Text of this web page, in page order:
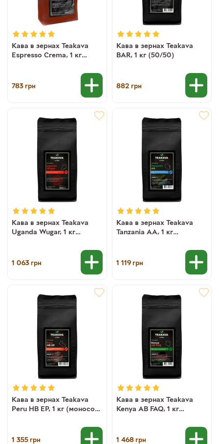
Кава в зернах Teakava
Espresso Crema, 1 кг
783грн
Кава в зернах Teakava
BAR, 1 кг (50/50)
882 грн
Кава в зернах Teakava
Uganda Wugar, 1 кг
1 063грн
Кава в зернах Teakava
Tanzania AA, 1 кг
1 119грн
Кава в зернах Teakava
Peru HB EP, 1 кг (моносорт
1 355грн
Кава в зернах Teakava
Kenya AB FAQ, 1 кг
1 468грн